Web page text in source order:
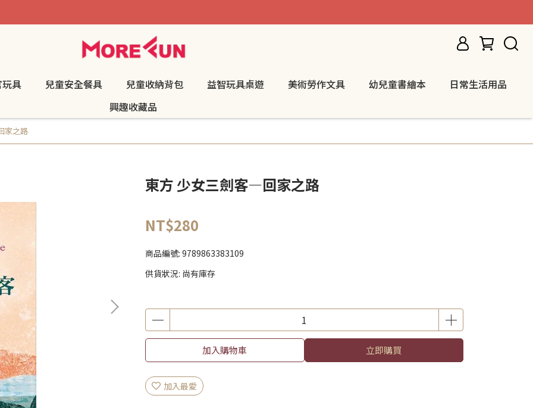
具 兒童安全餐具 兒童收納背包 益智玩具桌遊 美術勞作文具 幼兒童書繪本
日常生活用品
興趣收藏品
家之路
東方 少女三劍客—回家之路
NT$280
商品編號: 9789863383109
供貨狀況: 尚有庫存
加入購物車 立即購買
加入最愛